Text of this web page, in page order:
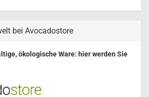
bei Avocadostore
ökologische Ware: hier werden Sie